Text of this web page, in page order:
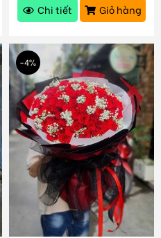
Chi tiết
Giỏ hàng
-4%